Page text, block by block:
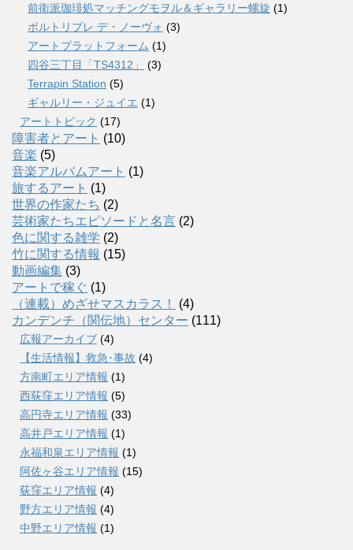
前衛派珈琲処マッチングモヲル＆ギャラリー螺旋 (1)
ポルトリブレ デ・ノーヴォ (3)
アートプラットフォーム (1)
四谷三丁目「TS4312」
(3)
Terrapin Station (5)
ギャルリー・ジュイエ (1)
アートトピック (17)
障害者とアート (10)
音楽 (5)
音楽アルバムアート (1)
旅するアート (1)
世界の作家たち (2)
芸術家たちエピソードと名言 (2)
色に関する雑学 (2)
竹に関する情報 (15)
動画編集 (3)
アートで稼ぐ (1)
（連載）めざせマスカラス！
(4)
カンデンチ（関伝地）センター (111)
広報アーカイブ (4)
【生活情報】救急･事故 (4)
方南町エリア情報 (1)
西荻窪エリア情報 (5)
高円寺エリア情報 (33)
高井戸エリア情報 (1)
永福和泉エリア情報 (1)
阿佐ヶ谷エリア情報 (15)
荻窪エリア情報 (4)
野方エリア情報 (4)
中野エリア情報 (1)